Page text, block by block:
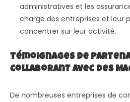
administratives et les
charge des entreprises et leur
concentrer sur leur activité.
Témoignages de
Collaborant avec des
De nombreuses entreprises de